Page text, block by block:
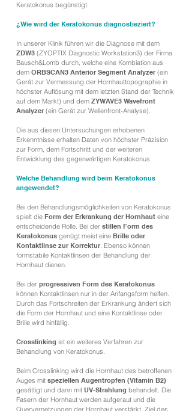
Keratokonus begünstigt.
¿Wie wird der Keratokonus diagnostieziert?
In unserer Klinik führen wir die Diagnose mit dem
ZDW3 (ZYOPTIX Diagnostic Workstation3) der Firma
Bausch&Lomb durch, welche eine Kombiation aus
dem ORBSCAN3 Anterior Segment Analyzer (ein
Gerät zur Vermessung der Hornhauttopographie in
höchster Auflösung mit dem letzten Stand der Technik
auf dem Markt) und dem ZYWAVE3 Wavefront
Analyzer (ein Gerät zur Wellenfront-Analyse).
Die aus diesen Untersuchungen erhobenen
Erkenntnisse erhalten Daten von höchster Präzision
zur Form, dem Fortschritt und der weiteren
Entwicklung des gegenwärtigen Keratokonus.
Welche Behandlung wird beim Keratokonus
angewendet?
Bei den Behandlungsmöglichkeiten von Keratokonus
spielt die Form der Erkrankung der Hornhaut eine
entscheidende Rolle. Bei der stillen Form des
Keratokonus genügt meist eine Brille oder
Kontaktlinse zur Korrektur. Ebenso können
formstabile Kontaktlinsen der Behandlung der
Hornhaut dienen.
Bei der progressiven Form des Keratokonus
können Kontaktlinsen nur in der Anfangsform helfen.
Durch das Fortschreiten der Erkrankung ändert sich
die Form der Hornhaut und eine Kontaktlinse oder
Brille wird hinfällig.
Crosslinking ist ein weiteres Verfahren zur
Behandlung von Keratokonus.
Beim Crosslinking wird die Hornhaut des betroffenen
Auges mit speziellen Augentropfen (Vitamin B2)
gesättigt und dann mit UV-Strahlung behandelt. Die
Fasern der Hornhaut werden aufgeraut und die
Quervernetzungen der Hornhaut verstärkt. Ziel des